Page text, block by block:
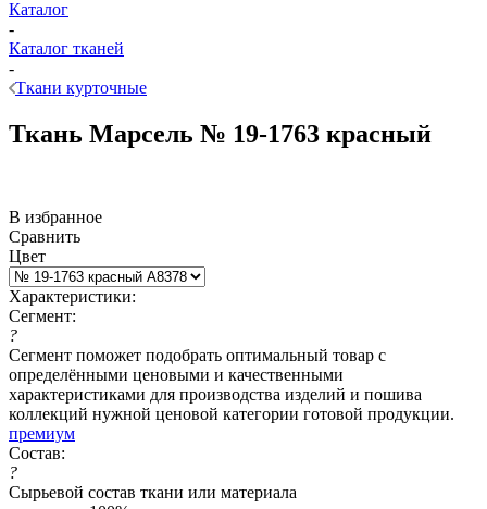
Каталог
-
Каталог тканей
-
Ткани курточные
Ткань Марсель № 19-1763 красный
В избранное
Сравнить
Цвет
Характеристики:
Сегмент:
?
Сегмент поможет подобрать оптимальный товар с
определёнными ценовыми и качественными
характеристиками для производства изделий и пошива
коллекций нужной ценовой категории готовой продукции.
премиум
Состав:
?
Сырьевой состав ткани или материала